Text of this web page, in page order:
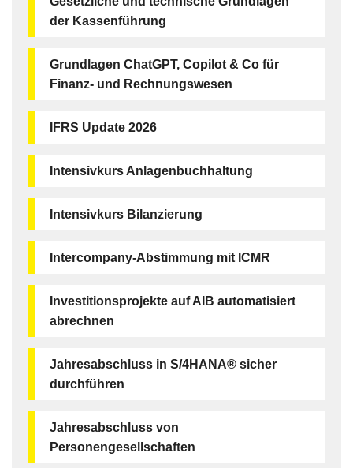
der Kassenführung
Grundlagen ChatGPT, Copilot & Co für
Finanz- und Rechnungswesen
IFRS Update 2026
Intensivkurs Anlagenbuchhaltung
Intensivkurs Bilanzierung
Intercompany-Abstimmung mit ICMR
Investitionsprojekte auf AIB automatisiert
abrechnen
Jahresabschluss in S/4HANA® sicher
durchführen
Jahresabschluss von
Personengesellschaften